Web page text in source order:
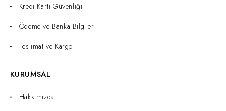
Kredi Kartı Güvenliği
Ödeme ve Banka Bilgileri
Teslimat ve Kargo
KURUMSAL
Hakkımızda